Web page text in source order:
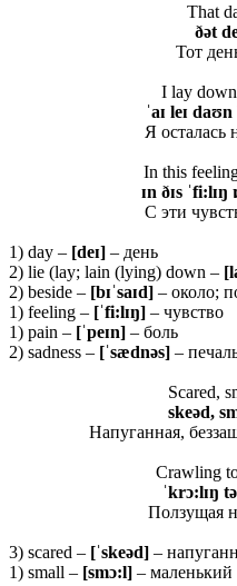
That
ðət
Тот
I lay
ˈaɪ leɪ daʊn
Я осталась
In this
ɪn ðɪs
С эти
1) day – [deɪ] – день
2) lie (lay; lain (lying) down –
2) beside – [bɪˈsaɪd] – около;
1) feeling – [ˈfi:lɪŋ] – чувство
1) pain – [ˈpeɪn] – боль
2) sadness – [ˈsædnəs] –
Scared,
skeəd,
Напуганная,
Crawling
ˈkrɔ:lɪŋ
Ползущая
3) scared – [ˈskeəd] –
1) small – [smɔ:l] – маленький